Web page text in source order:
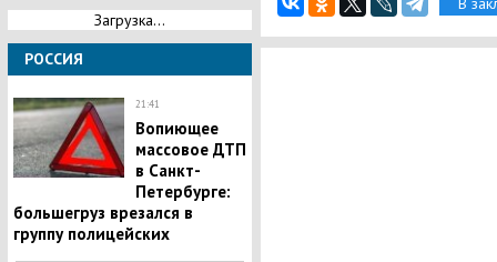
Загрузка...
РОССИЯ
21:41
Вопиющее
массовое ДТП
в Санкт-
Петербурге:
большегруз врезался в
группу полицейских